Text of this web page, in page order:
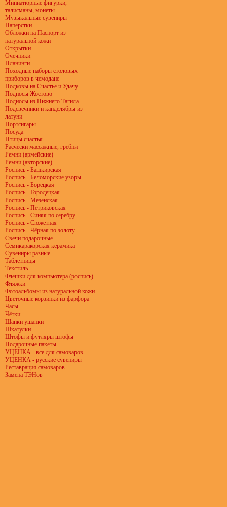
Миниатюрные фигурки,
талисманы, монеты
Музыкальные сувениры
Наперстки
Обложки на Паспорт из
натуральной кожи
Открытки
Очечники
Планинги
Походные наборы столовых
приборов в чемодане
Подковы на Счастье и Удачу
Подносы Жостово
Подносы из Нижнего Тагила
Подсвечники и канделябры из
латуни
Портсигары
Посуда
Птицы счастья
Расчёски массажные, гребни
Ремни (армейские)
Ремни (авторские)
Роспись - Башкирская
Роспись - Беломорские узоры
Роспись - Борецкая
Роспись - Городецкая
Роспись - Мезенская
Роспись - Петриковская
Роспись - Синяя по серебру
Роспись - Сюжетная
Роспись - Чёрная по золоту
Свечи подарочные
Семикаракорская керамика
Сувениры разные
Таблетницы
Текстиль
Флешки для компьютера (роспись)
Фляжки
Фотоальбомы из натуральной кожи
Цветочные корзинки из фарфора
Часы
Чётки
Шапки ушанки
Шкатулки
Штофы и футляры штофы
Подарочные пакеты
УЦЕНКА - все для самоваров
УЦЕНКА - русские сувениры
Реставрация самоваров
Замена ТЭНов